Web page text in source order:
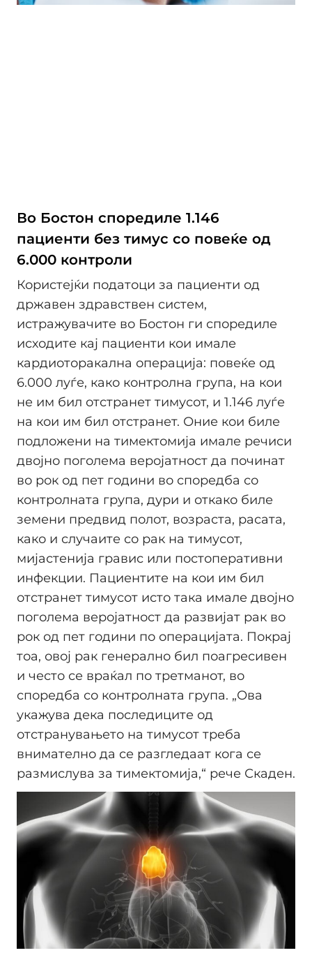
Во Бостон споредиле 1.146
пациенти без тимус со повеќе од
6.000 контроли
Користејќи податоци за пациенти од
државен здравствен систем,
истражувачите во Бостон ги споредиле
исходите кај пациенти кои имале
кардиоторакална операција: повеќе од
6.000 луѓе, како контролна група, на кои
не им бил отстранет тимусот, и 1.146 луѓе
на кои им бил отстранет. Оние кои биле
подложени на тимектомија имале речиси
двојно поголема вероjатност да починат
во рок од пет години во споредба со
контролната група, дури и откако биле
земени предвид полот, возраста, расата,
како и случаите со рак на тимусот,
мијастенија гравис или постоперативни
инфекции. Пациентите на кои им бил
отстранет тимусот исто така имале двојно
поголема вероjатност да развијат рак во
рок од пет години по операцијата. Покрај
тоа, овој рак генерално бил поагресивен
и често се враќал по третманот, во
споредба со контролната група. „Ова
укажува дека последиците од
отстранувањето на тимусот треба
внимателно да се разгледаат кога се
размислува за тимектомија,“ рече Скаден.